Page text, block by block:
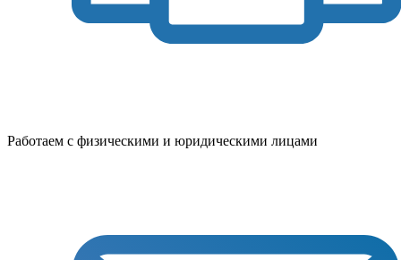
Работаем с физическими и юридическими лицами